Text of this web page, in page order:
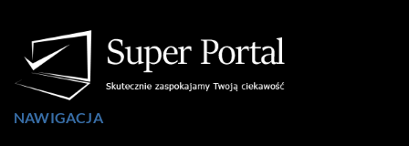
NAWIGACJA